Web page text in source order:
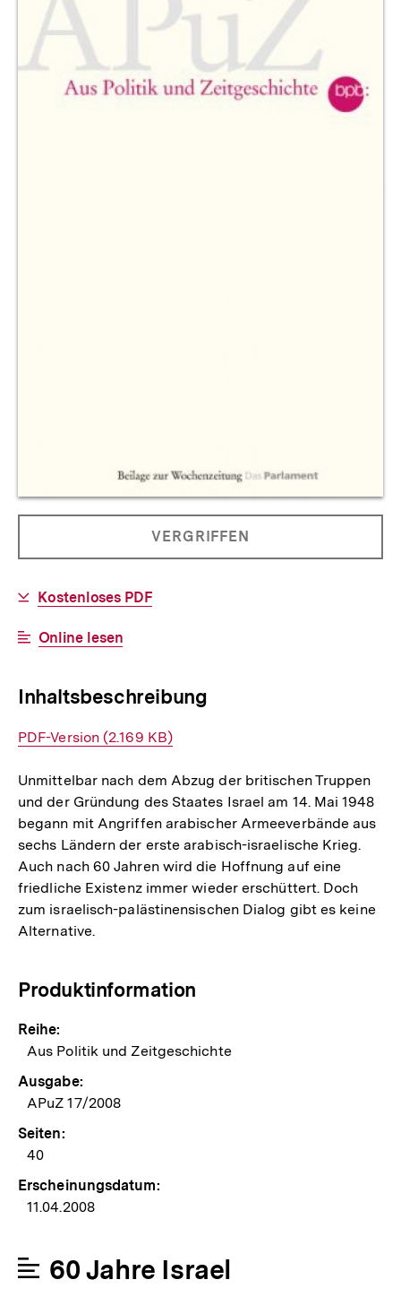
PRODUKT
NICHT
VERGRIFFEN
Download-
Kostenloses PDF
Interner
Online lesen
Inhaltsbeschreibung
Interner
PDF-Version (2.169 KB)
Unmittelbar nach dem Abzug der britischen Truppen
und der Gründung des Staates Israel am 14. Mai 1948
begann mit Angriffen arabischer Armeeverbände aus
sechs Ländern der erste arabisch-israelische Krieg.
Auch nach 60 Jahren wird die Hoffnung auf eine
friedliche Existenz immer wieder erschüttert. Doch
zum israelisch-palästinensischen Dialog gibt es keine
Alternative.
Produktinformation
Reihe:
Aus Politik und Zeitgeschichte
Ausgabe:
APuZ 17/2008
Seiten:
40
Erscheinungsdatum:
11.04.2008
60 Jahre Israel